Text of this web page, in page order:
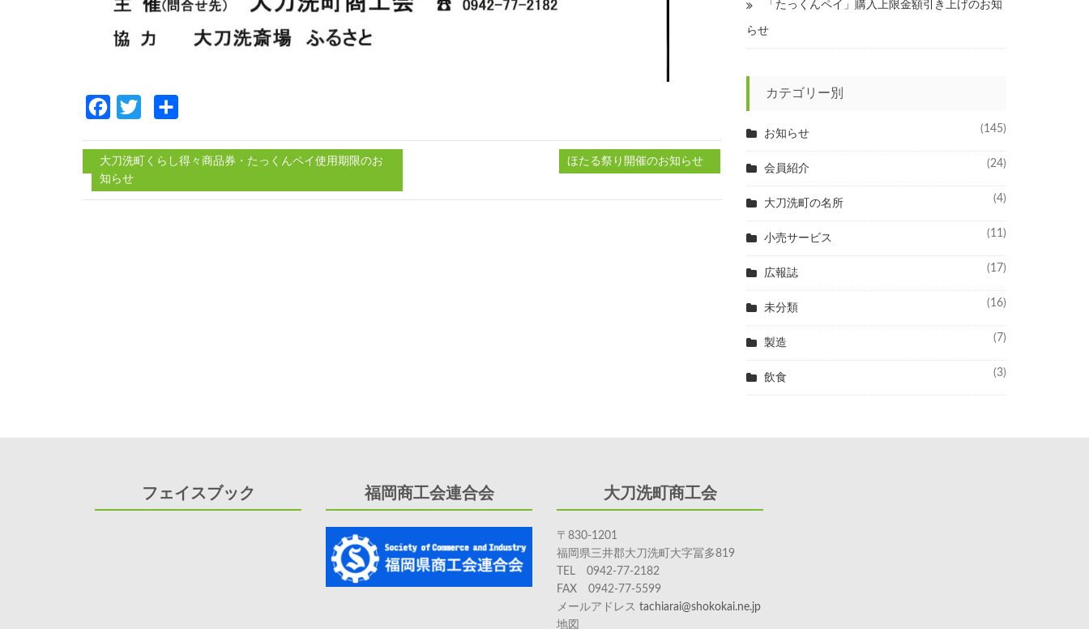
FacebookTwitter
投
大刀洗町くらし得々商品券・たっくんペイ使用期限のお
知らせ
ほたる祭り開催のお知らせ
「たっくんペイ」購入上限金額引き上げのお知
らせ
カテゴリー別
お知らせ (145)
会員紹介 (24)
大刀洗町の名所 (4)
小売サービス (11)
広報誌 (17)
未分類 (16)
製造 (7)
飲食 (3)
フェイスブック 福岡商工会連合会 大刀洗町商工会
〒830-1201
福岡県三井郡大刀洗町大字冨多819
TEL 0942-77-2182
FAX 0942-77-5599
メールアドレス tachiarai@shokokai.ne.jp
地図